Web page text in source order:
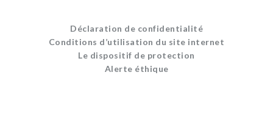
Déclaration de confidentialité
Conditions d’utilisation du site internet
Le dispositif de protection
Alerte éthique